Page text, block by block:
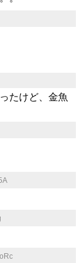
たけど、金魚